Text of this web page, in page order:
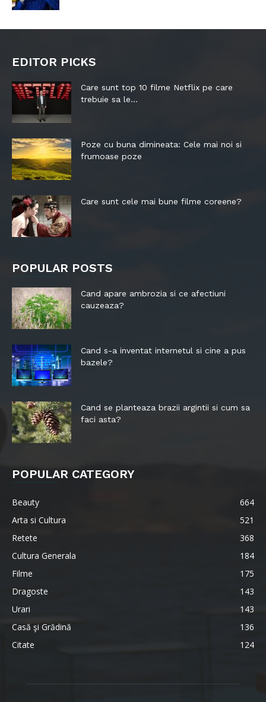
EDITOR PICKS
Care sunt top 10 filme Netflix pe care
trebuie sa le...
Poze cu buna dimineata: Cele mai noi si
frumoase poze
Care sunt cele mai bune filme coreene?
POPULAR POSTS
Cand apare ambrozia si ce afectiuni
cauzeaza?
Cand s-a inventat internetul si cine a pus
bazele?
Cand se planteaza brazii argintii si cum sa
faci asta?
POPULAR CATEGORY
Beauty
664
Arta si Cultura
521
Retete
368
Cultura Generala
184
Filme
175
Dragoste
143
Urari
143
Casă şi Grădină
136
Citate
124